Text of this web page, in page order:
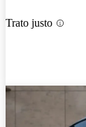
Trato justo